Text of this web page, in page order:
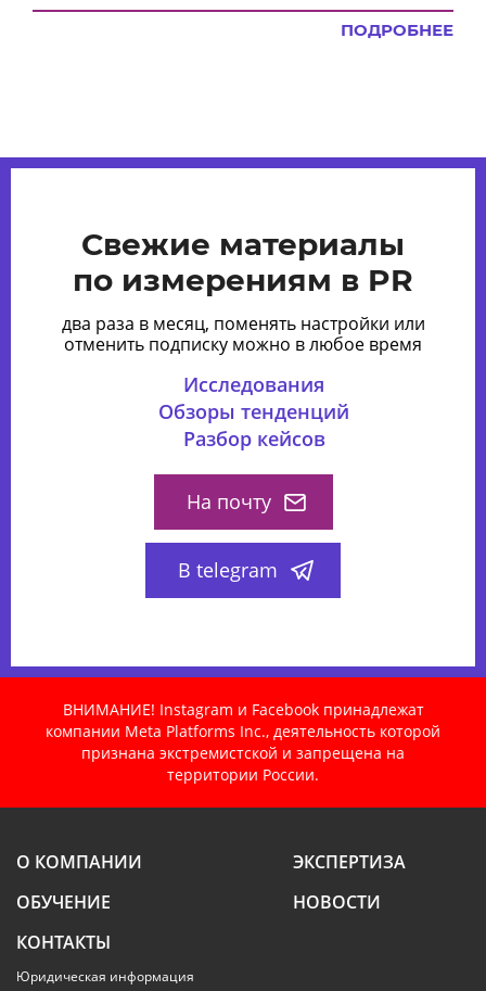
ПОДРОБНЕЕ
Свежие материалы
по измерениям в PR
два раза в месяц, поменять настройки или
отменить подписку можно в любое время
Исследования
Обзоры тенденций
Разбор кейсов
На почту
В telegram
ВНИМАНИЕ! Instagram и Facebook принадлежат
компании Meta Platforms Inc., деятельность которой
признана экстремистской и запрещена на
территории России.
О КОМПАНИИ
ЭКСПЕРТИЗА
ОБУЧЕНИЕ
НОВОСТИ
КОНТАКТЫ
Юридическая информация